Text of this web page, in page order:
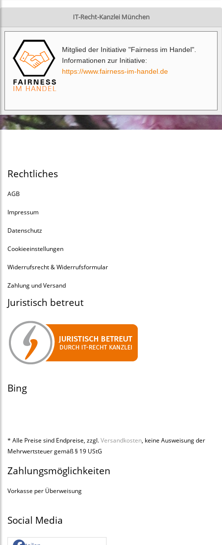
IT-Recht-Kanzlei München
Mitglied der Initiative "Fairness im Handel".
Informationen zur Initiative:
https://www.fairness-im-handel.de
Rechtliches
AGB
Impressum
Datenschutz
Cookieeinstellungen
Widerrufsrecht & Widerrufsformular
Zahlung und Versand
Juristisch betreut
Bing
* Alle Preise sind Endpreise, zzgl.Versandkosten, keine Ausweisung der
Mehrwertsteuer gemäß § 19 UStG
Zahlungsmöglichkeiten
Vorkasse per Überweisung
Social Media